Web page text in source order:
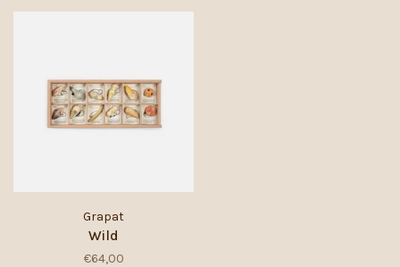
Grapat
Wild
€64,00